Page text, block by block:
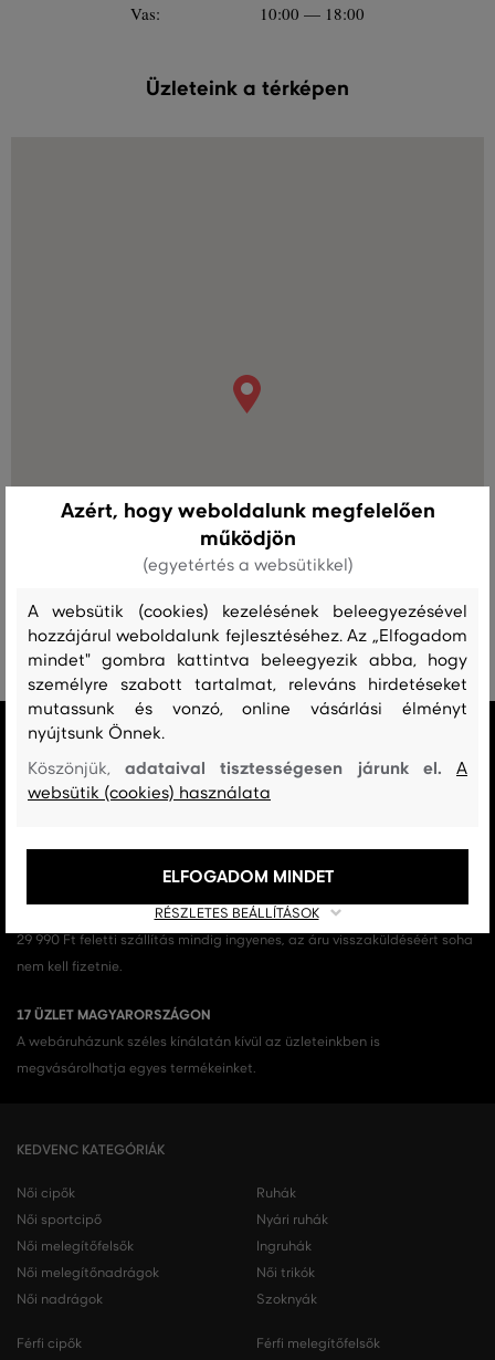
Vas:
10:00 — 18:00
Üzleteink a térképen
MINDEN RAKTÁRON
A webáruházban lévő összes áru raktáron van.
INGYENES SZÁLLÍTÁST ÉS VISSZAKÜLDÉS
29 990 Ft feletti szállítás mindig ingyenes, az áru visszaküldéséért soha
nem kell fizetnie.
17 ÜZLET MAGYARORSZÁGON
A webáruházunk széles kínálatán kívül az üzleteinkben is
megvásárolhatja egyes termékeinket.
KEDVENC KATEGÓRIÁK
Női cipők
Női sportcipő
Női melegítőfelsők
Női melegítőnadrágok
Női nadrágok
Ruhák
Nyári ruhák
Ingruhák
Női trikók
Szoknyák
Férfi cipők
Férfi melegítőfelsők
Azért, hogy weboldalunk megfelelően
működjön
(egyetértés a websütikkel)
A websütik (cookies) kezelésének beleegyezésével
hozzájárul weboldalunk fejlesztéséhez. Az „Elfogadom
mindet" gombra kattintva beleegyezik abba, hogy
személyre szabott tartalmat, releváns hirdetéseket
mutassunk és vonzó, online vásárlási élményt
nyújtsunk Önnek.
Köszönjük,adataival tisztességesen járunk el.A
websütik (cookies) használata
RÉSZLETES BEÁLLÍTÁSOK
ELFOGADOM MINDET